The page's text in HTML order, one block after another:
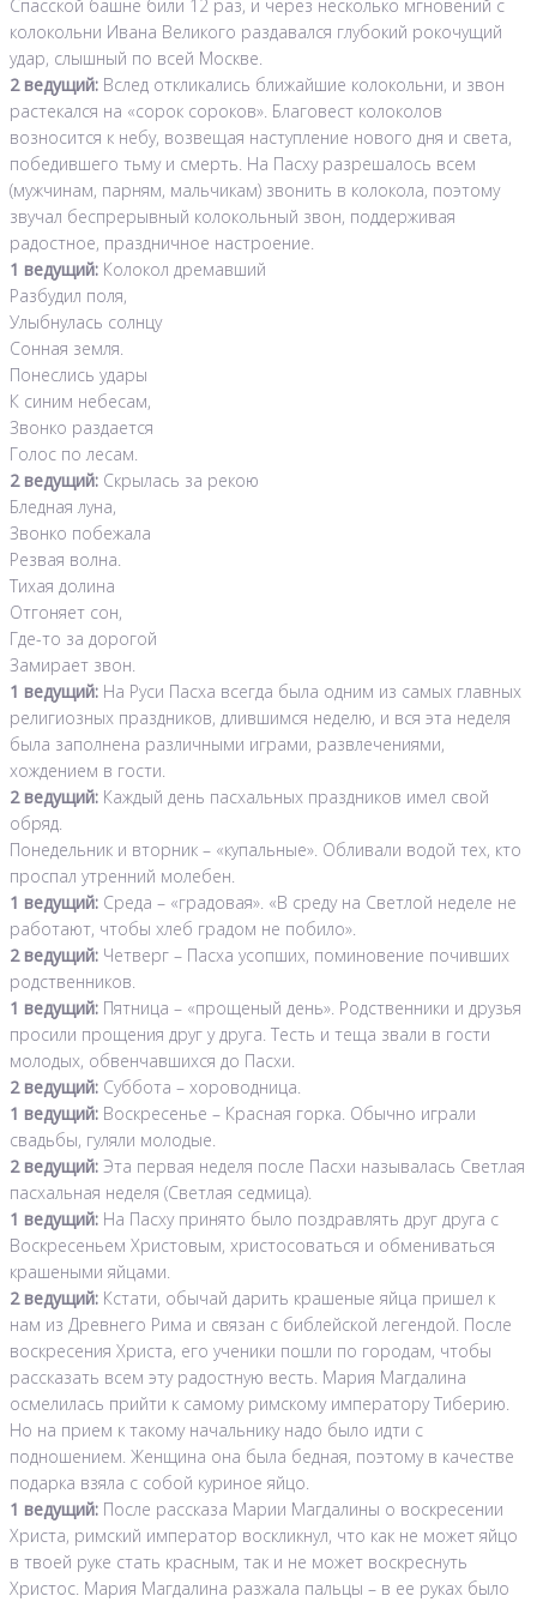
Спасской башне били 12 раз, и через несколько мгновений с
колокольни Ивана Великого раздавался глубокий рокочущий
удар, слышный по всей Москве.
2 ведущий: Вслед откликались ближайшие колокольни, и звон
растекался на «сорок сороков». Благовест колоколов
возносится к небу, возвещая наступление нового дня и света,
победившего тьму и смерть. На Пасху разрешалось всем
(мужчинам, парням, мальчикам) звонить в колокола, поэтому
звучал беспрерывный колокольный звон, поддерживая
радостное, праздничное настроение.
1 ведущий: Колокол дремавший
Разбудил поля,
Улыбнулась солнцу
Сонная земля.
Понеслись удары
К синим небесам,
Звонко раздается
Голос по лесам.
2 ведущий: Скрылась за рекою
Бледная луна,
Звонко побежала
Резвая волна.
Тихая долина
Отгоняет сон,
Где-то за дорогой
Замирает звон.
1 ведущий: На Руси Пасха всегда была одним из самых главных
религиозных праздников, длившимся неделю, и вся эта неделя
была заполнена различными играми, развлечениями,
хождением в гости.
2 ведущий: Каждый день пасхальных праздников имел свой
обряд.
Понедельник и вторник – «купальные». Обливали водой тех, кто
проспал утренний молебен.
1 ведущий: Среда – «градовая». «В среду на Светлой неделе не
работают, чтобы хлеб градом не побило».
2 ведущий: Четверг – Пасха усопших, поминовение почивших
родственников.
1 ведущий: Пятница – «прощеный день». Родственники и друзья
просили прощения друг у друга. Тесть и теща звали в гости
молодых, обвенчавшихся до Пасхи.
2 ведущий: Суббота – хороводница.
1 ведущий: Воскресенье – Красная горка. Обычно играли
свадьбы, гуляли молодые.
2 ведущий: Эта первая неделя после Пасхи называлась Светлая
пасхальная неделя (Светлая седмица).
1 ведущий: На Пасху принято было поздравлять друг друга с
Воскресеньем Христовым, христосоваться и обмениваться
крашеными яйцами.
2 ведущий: Кстати, обычай дарить крашеные яйца пришел к
нам из Древнего Рима и связан с библейской легендой. После
воскресения Христа, его ученики пошли по городам, чтобы
рассказать всем эту радостную весть. Мария Магдалина
осмелилась прийти к самому римскому императору Тиберию.
Но на прием к такому начальнику надо было идти с
подношением. Женщина она была бедная, поэтому в качестве
подарка взяла с собой куриное яйцо.
1 ведущий: После рассказа Марии Магдалины о воскресении
Христа, римский император воскликнул, что как не может яйцо
в твоей руке стать красным, так и не может воскреснуть
Христос. Мария Магдалина разжала пальцы – в ее руках было